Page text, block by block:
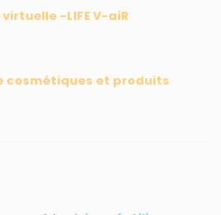
-LIFE V-aiR
cosmétiques et produits
Fort-de-France